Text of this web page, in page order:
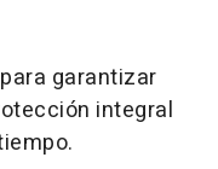
garantizar
integral